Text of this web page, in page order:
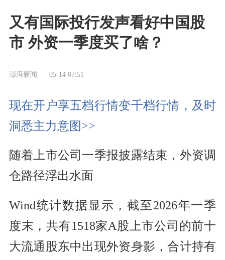
又有国际投行发声看好中国股
市 外资一季度买了啥？
澎湃新闻 05-14 07:51
现在开户享五档行情变千档行情，及时
洞悉主力意图>>
随着上市公司一季报披露结束，外资调
仓路径浮出水面
Wind统计数据显示，截至2026年一季
度末，共有1518家A股上市公司的前十
大流通股东中出现外资身影，合计持有